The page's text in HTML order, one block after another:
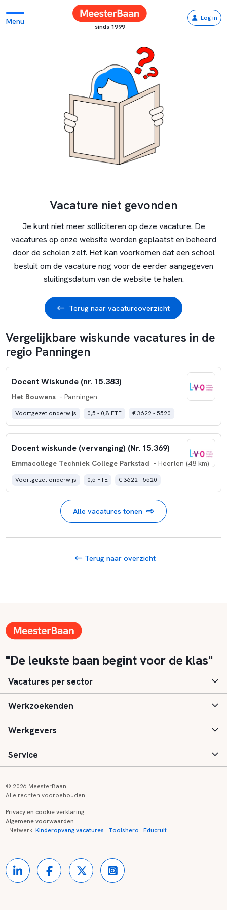
Menu
sinds 1999
Log in
Vacature niet gevonden
Je kunt niet meer solliciteren op deze vacature. De
vacatures op onze website worden geplaatst en beheerd
door de scholen zelf. Het kan voorkomen dat een school
besluit om de vacature nog voor de eerder aangegeven
sluitingsdatum van de website te halen.
Terug naar vacatureoverzicht
Vergelijkbare wiskunde vacatures in de
regio Panningen
Docent Wiskunde (nr. 15.383)
Het Bouwens - Panningen
Voortgezet onderwijs 0,5 - 0,8 FTE € 3622 - 5520
Docent wiskunde (vervanging) (Nr. 15.369)
Emmacollege Techniek College Parkstad - Heerlen (48 km)
Voortgezet onderwijs 0,5 FTE € 3622 - 5520
Alle vacatures tonen
Terug naar overzicht
"De leukste baan begint voor de klas"
Vacatures per sector
Basisonderwijs
Speciaal (basis) onderwijs
Voortgezet onderwijs
Kinderopvang
Werkzoekenden
Aanmelden
Vacatures
Zij-instroom informatie
Onderwijsregio's
Werkgevers
Inloggen
Registreren
Contact
Service
Onderwijs links
Partners
© 2026 MeesterBaan
Alle rechten voorbehouden
Privacy en cookie verklaring
Algemene voorwaarden
Netwerk:Kinderopvang vacatures | Toolshero |Educruit